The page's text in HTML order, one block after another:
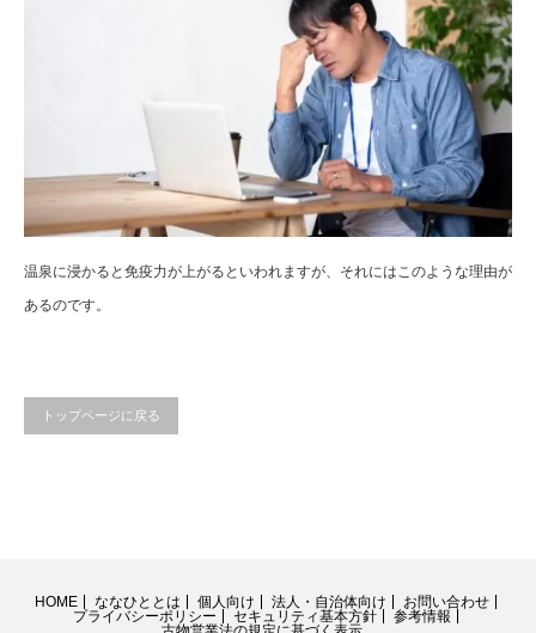
温泉に浸かると免疫力が上がるといわれますが、それにはこのような理由が
あるのです。
トップページに戻る
HOME ななひととは 個人向け 法人・自治体向け
お問い合わせ
プライバシーポリシー
セキュリティ基本方針
参考情報